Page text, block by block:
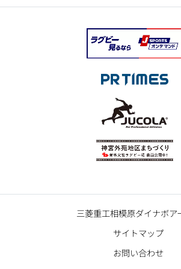
三菱重工相模原ダイナボア
サイトマップ
お問い合わせ